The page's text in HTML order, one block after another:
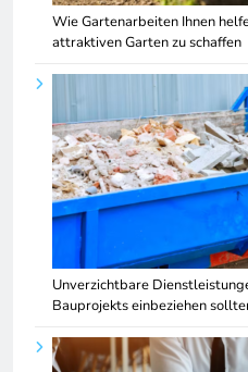
Wie Gartenarbeiten Ihnen
attraktiven Garten zu schaffen
Unverzichtbare
Bauprojekts einbeziehen